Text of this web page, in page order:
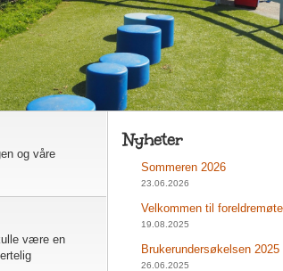
og våre
være en
Nyheter
Sommeren 2026
23.06.2026
Velkommen til
19.08.2025
Brukerundersøkelsen 2025
26.06.2025